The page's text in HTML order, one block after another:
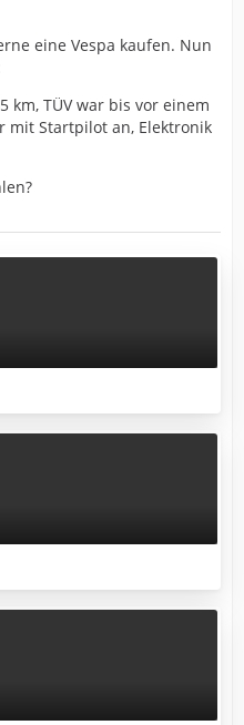
eine Vespa kaufen. Nun
km, TÜV war bis vor einem
mit Startpilot an, Elektronik